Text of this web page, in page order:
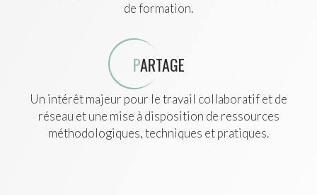
de formation.
PARTAGE
Un intérêt majeur pour le travail collaboratif et de
réseau et une mise à disposition de ressources
méthodologiques, techniques et pratiques.